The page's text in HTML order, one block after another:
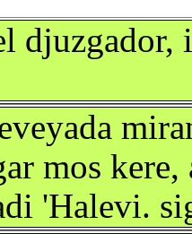
djuzgador,
mos
'Halevi.